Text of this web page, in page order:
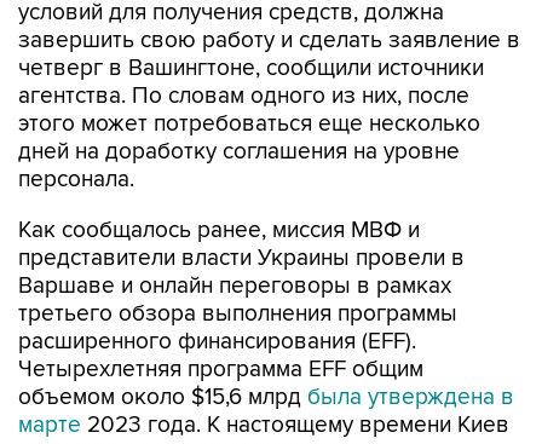
условий для получения средств, должна
завершить свою работу и сделать заявление в
четверг в Вашингтоне, сообщили источники
агентства. По словам одного из них, после
этого может потребоваться еще несколько
дней на доработку соглашения на уровне
персонала.
Как сообщалось ранее, миссия МВФ и
представители власти Украины провели в
Варшаве и онлайн переговоры в рамках
третьего обзора выполнения программы
расширенного финансирования (EFF).
Четырехлетняя программа EFF общим
объемом около $15,6 млрд была утверждена в
марте 2023 года. К настоящему времени Киев